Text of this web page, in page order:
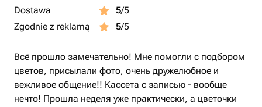
Dostawa
5/5
Zgodnie z reklamą
5/5
Всё прошло замечательно! Мне помогли с подбором
цветов, присылали фото, очень дружелюбное и
вежливое общение!! Кассета с записью - вообще
нечто! Прошла неделя уже практически, а цветочки